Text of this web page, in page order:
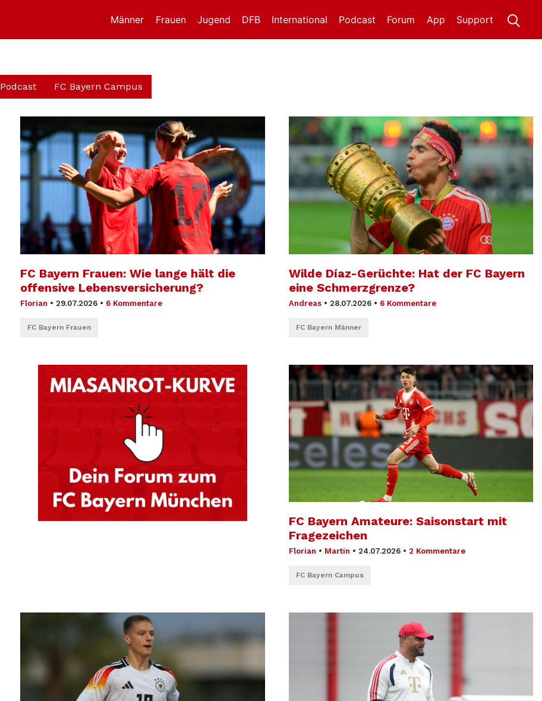
Männer Frauen Jugend DFB International Support
App
Forum
Podcast
Podcast FC Bayern Campus
FC Bayern Frauen: Wie lange hält die
offensive Lebensversicherung?
Florian • 29.07.2026 • 6 Kommentare
FC Bayern Frauen
Wilde Díaz-Gerüchte: Hat der FC Bayern
eine Schmerzgrenze?
Andreas • 28.07.2026 • 6 Kommentare
FC Bayern Männer
FC Bayern Amateure: Saisonstart mit
Fragezeichen
Florian • Martin • 24.07.2026 • 2 Kommentare
FC Bayern Campus